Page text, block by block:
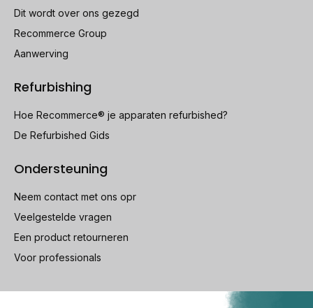
Dit wordt over ons gezegd
Recommerce Group
Aanwerving
Refurbishing
Hoe Recommerce® je apparaten refurbished?
De Refurbished Gids
Ondersteuning
Neem contact met ons opr
Veelgestelde vragen
Een product retourneren
Voor professionals